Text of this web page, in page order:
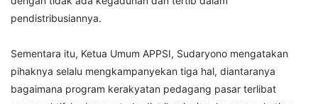
pendistribusiannya.
Sementara itu, Ketua Umum APPSI, Sudaryono mengatakan
pihaknya selalu mengkampanyekan tiga hal, diantaranya
bagaimana program kerakyatan pedagang pasar terlibat